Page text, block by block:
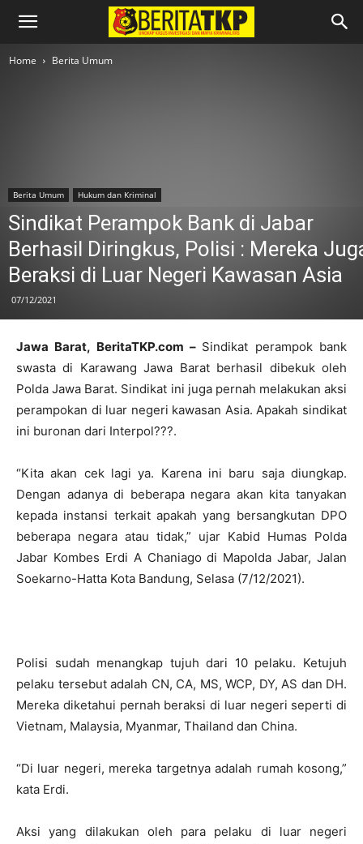
Home Berita Umum
Berita Umum Hukum dan Kriminal
Sindikat Perampok Bank di Jabar
Berhasil Diringkus, Polisi : Mereka
Beraksi di Luar Negeri Kawasan Asia
07/12/2021
Jawa Barat, BeritaTKP.com – Sindikat perampok bank
swasta di Karawang Jawa Barat berhasil dibekuk oleh
Polda Jawa Barat. Sindikat ini juga pernah melakukan aksi
perampokan di luar negeri kawasan Asia. Apakah sindikat
ini buronan dari Interpol???.
“Kita akan cek lagi ya. Karena ini baru saja diungkap.
Dengan adanya di beberapa negara akan kita tanyakan
kepada instansi terkait apakah yang bersangkutan DPO
beberapa negara atau tidak,” ujar Kabid Humas Polda
Jabar Kombes Erdi A Chaniago di Mapolda Jabar, Jalan
Soekarno-Hatta Kota Bandung, Selasa (7/12/2021).
Polisi sudah menangkap tujuh dari 10 pelaku. Ketujuh
pelaku tersebut adalah CN, CA, MS, WCP, DY, AS dan DH.
Mereka diketahui pernah beraksi di luar negeri seperti di
Vietnam, Malaysia, Myanmar, Thailand dan China.
“Di luar negeri, mereka targetnya adalah rumah kosong,”
kata Erdi.
Aksi yang dilakukan oleh para pelaku di luar negeri